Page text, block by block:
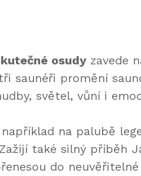
osudy zavede
saunéři promění
světel, vůní i
na palubě
také silný příběh
do